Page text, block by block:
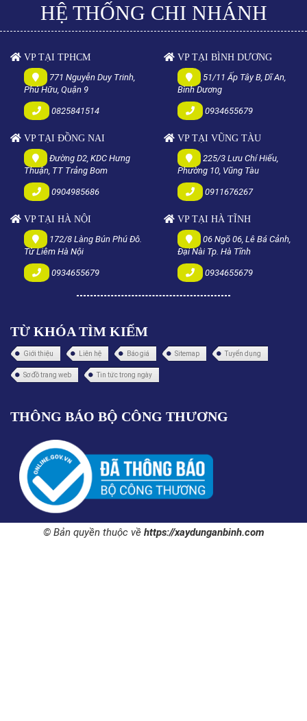
HỆ THỐNG CHI NHÁNH
VP TẠI TPHCM
771 Nguyễn Duy Trinh,
Phú Hữu, Quận 9
0825841514
VP TẠI BÌNH DƯƠNG
51/11 Ấp Tây B, Dĩ An,
Bình Dương
0934655679
VP TẠI ĐỒNG NAI
Đường D2, KDC Hưng
Thuận, TT Trảng Bom
0904985686
VP TẠI VŨNG TÀU
225/3 Lưu Chí Hiếu,
Phường 10, Vũng Tàu
0911676267
VP TẠI HÀ NỘI
172/8 Làng Bún Phú Đô.
Từ Liêm Hà Nội
0934655679
VP TẠI HÀ TĨNH
06 Ngõ 06, Lê Bá Cảnh,
Đại Nài Tp. Hà Tĩnh
0934655679
TỪ KHÓA TÌM KIẾM
Giới thiệu Liên hệ Báo giá Sitemap Tuyển dụng
Sơ đồ trang web Tin tức trong ngày
THÔNG BÁO BỘ CÔNG THƯƠNG
© Bản quyền thuộc về https://xaydunganbinh.com